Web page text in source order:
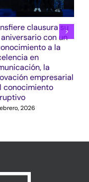
clausura su
con un
a la
en
la
empresarial
conocimiento
2026